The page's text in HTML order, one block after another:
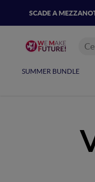
SCADE A
SUMMER BUNDLE